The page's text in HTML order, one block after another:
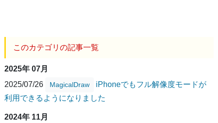
このカテゴリの記事一覧
2025年 07月
2025/07/26
MagicalDraw
iPhoneでもフル解像度モードが
利用できるようになりました
2024年 11月